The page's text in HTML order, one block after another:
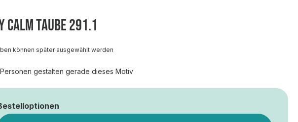
CALM TAUBE 291.1
können später ausgewählt werden
Personen gestalten gerade dieses Motiv